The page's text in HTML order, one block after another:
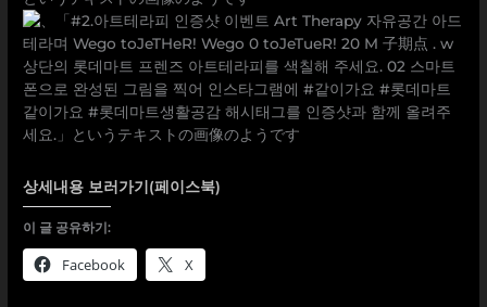
상세내용 보러가기(페이스북)
이 글 공유하기:
Facebook X